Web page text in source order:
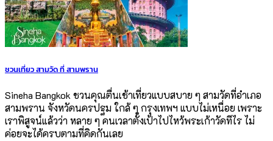
ชวนเที่ยว สามวัด ที่ สามพราน
Sineha Bangkok ชวนคุณตื่นเช้าเที่ยวแบบสบาย ๆ สามวัดที่อำเภอ
สามพราน จังหวัดนครปฐม ใกล้ ๆ กรุงเทพฯ แบบไม่เหนื่อย เพราะ
เราพิสูจน์แล้วว่า หลาย ๆ คนเวลาตั้งเป้าไปไหว้พระเก้าวัดทีไร ไม่
ค่อยจะได้ครบตามที่คิดกันเลย